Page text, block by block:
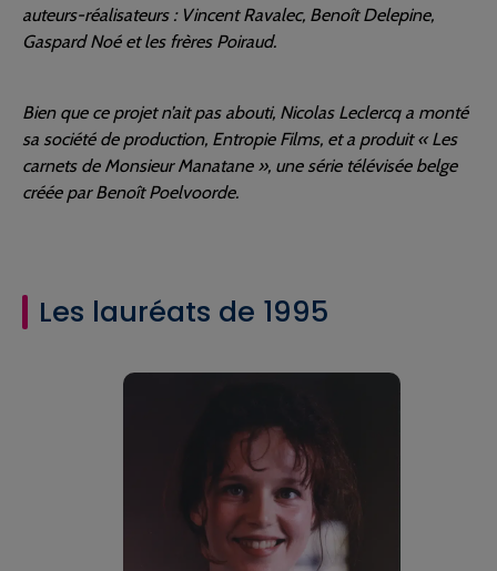
auteurs-réalisateurs : Vincent Ravalec, Benoît Delepine,
Gaspard Noé et les frères Poiraud.
Bien que ce projet n’ait pas abouti, Nicolas Leclercq a monté
sa société de production, Entropie Films, et a produit « Les
carnets de Monsieur Manatane », une série télévisée belge
créée par Benoît Poelvoorde.
Les lauréats de 1995